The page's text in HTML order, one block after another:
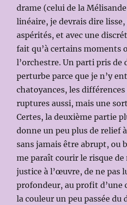
drame (celui de la
linéaire, je devrais dire
aspérités, et avec une
fait qu’à certains moments
l’orchestre. Un parti pris de
perturbe parce que je n’y
chatoyances, les
ruptures aussi, mais une
Certes, la deuxième partie
donne un peu plus de relief
sans jamais être abrupt, ou
me paraît courir le risque de
justice à l’œuvre, de ne pas
profondeur, au profit d’une
la couleur un peu passée du